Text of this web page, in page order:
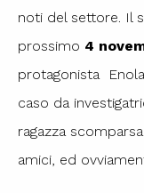
noti del settore. Il
prossimo 4
protagonista
caso da
ragazza
amici, ed